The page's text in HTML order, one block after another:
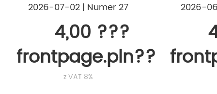
2026-07-02 | Numer 27
4,00 ???
frontpage.pln???
z VAT 8%
2026-